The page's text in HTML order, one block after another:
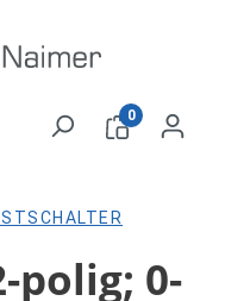
0
polig; 0-